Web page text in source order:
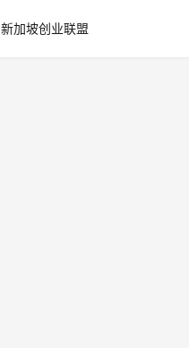
新加坡创业联盟